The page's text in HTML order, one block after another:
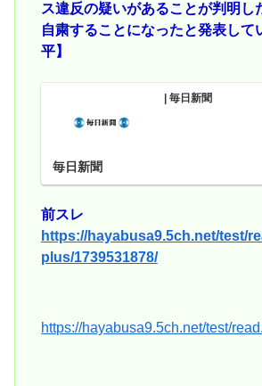
ス違反の疑いがあることが判明し
自粛することになったと発表して
平】
| 毎日新聞
毎日新聞
前スレ
https://hayabusa9.5ch.net/test/
plus/1739531878/
https://hayabusa9.5ch.net/test/